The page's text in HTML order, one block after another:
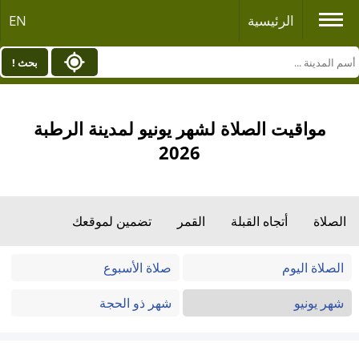
الرئيسية EN
بحث !
مواقيت الصلاة لشهر يونيو لمدينة الرطبة
2026
الصلاة أتجاه القبلة القمر تضمين لموقعك
الصلاة اليوم
صلاة الأسبوع
شهر يونيو
شهر ذو الحجة